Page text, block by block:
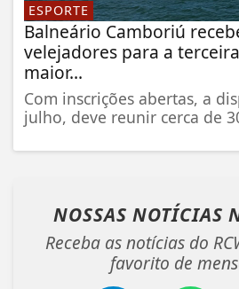
ESPORTE
Balneário Camboriú
velejadores para a
maior...
Com inscrições abertas, a
julho, deve reunir cerca de
NOSSAS NOTÍCIAS
Receba as notícias do
favorito de